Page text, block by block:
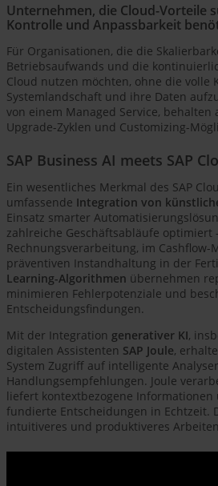
Unternehmen, die Cloud-Vorteile
Kontrolle und Anpassbarkeit
Für Organisationen, die die
Betriebsaufwands und die
Cloud nutzen möchten, ohne die volle
Systemlandschaft und ihre Daten
von einem Managed Service, behalten
Upgrade-Zyklen und Customizing-
SAP Business AI meets SAP
Ein wesentliches Merkmal des SAP
umfassende Integration von
Einsatz smarter
zahlreiche Geschäftsabläufe optimiert
Rechnungsverarbeitung, im
präventiven Instandhaltung in der
Learning-Algorithmen übernehmen
minimieren Fehlerpotenziale und
Entscheidungsfindungen.
Mit der Integration generativer KI,
digitalen Assistenten SAP Joule,
System Zugriff auf intelligente
Handlungsempfehlungen. Joule
liefert kontextbezogene
fundierte Entscheidungen in Echtzeit.
intuitiveres und produktiveres